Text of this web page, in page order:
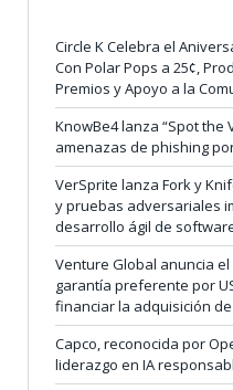
Circle K Celebra el
Con Polar Pops a 25¢,
Premios y Apoyo a la
KnowBe4 lanza “Spot the
amenazas de phishing
VerSprite lanza Fork y
y pruebas adversariales
desarrollo ágil de
Venture Global anuncia
garantía preferente por
financiar la adquisición
Capco, reconocida por
liderazgo en IA